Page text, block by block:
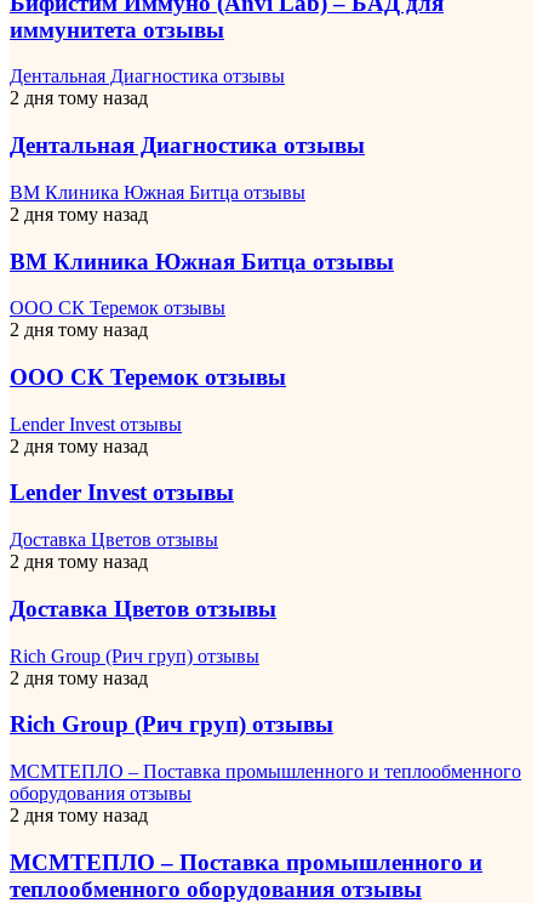
иммунитета отзывы
Дентальная Диагностика отзывы
2 дня тому назад
Дентальная Диагностика отзывы
ВМ Клиника Южная Битца отзывы
2 дня тому назад
ВМ Клиника Южная Битца отзывы
ООО СК Теремок отзывы
2 дня тому назад
ООО СК Теремок отзывы
Lender Invest отзывы
2 дня тому назад
Lender Invest отзывы
Доставка Цветов отзывы
2 дня тому назад
Доставка Цветов отзывы
Rich Group (Рич груп) отзывы
2 дня тому назад
Rich Group (Рич груп) отзывы
МСМТЕПЛО – Поставка промышленного и теплообменного
оборудования отзывы
2 дня тому назад
МСМТЕПЛО – Поставка промышленного и
теплообменного оборудования отзывы